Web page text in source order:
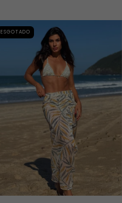
ESGOTADO